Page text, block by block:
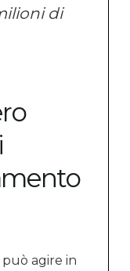
di
agire in